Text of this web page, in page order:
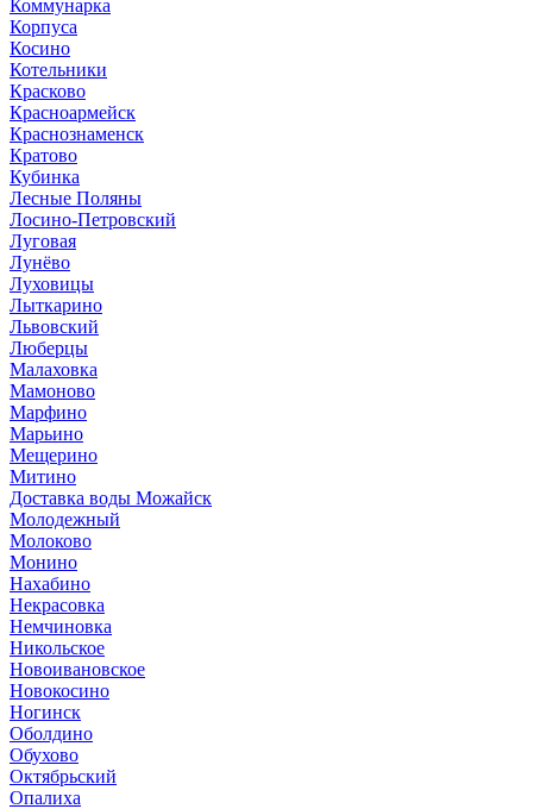
Коммунарка
Корпуса
Косино
Котельники
Красково
Красноармейск
Краснознаменск
Кратово
Кубинка
Лесные Поляны
Лосино-Петровский
Луговая
Лунёво
Луховицы
Лыткарино
Львовский
Люберцы
Малаховка
Мамоново
Марфино
Марьино
Мещерино
Митино
Доставка воды Можайск
Молодежный
Молоково
Монино
Нахабино
Некрасовка
Немчиновка
Никольское
Новоивановское
Новокосино
Ногинск
Оболдино
Обухово
Октябрьский
Опалиха